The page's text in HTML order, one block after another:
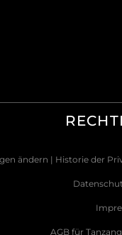
ändern | Historie der
AGB für